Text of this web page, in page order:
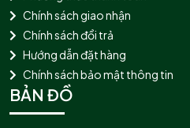
Chính sách giao nhận
Chính sách đổi trả
Hướng dẫn đặt hàng
Chính sách bảo mật thông tin
BẢN ĐỒ